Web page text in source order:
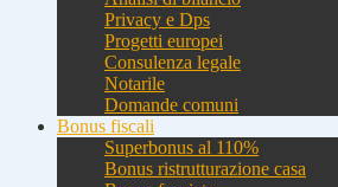
Privacy e Dps
Progetti europei
Consulenza legale
Notarile
Domande comuni
Bonus fiscali
Superbonus al 110%
Bonus ristrutturazione casa